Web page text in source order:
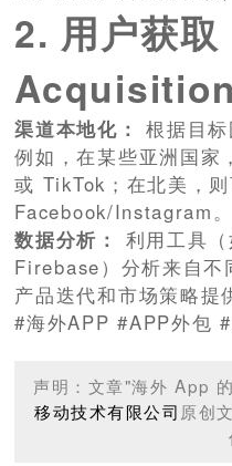
2. 用户获
Acquisition
渠道本地化：
根据目标
例如，在某些亚洲国家
或 TikTok；在北美，
Facebook/Instagram。
数据分析：
利用工具
Firebase）分析来自不
产品迭代和市场策略提
#海外APP #APP外包
声明：文章"海外 App
移动技术有限公司 原创